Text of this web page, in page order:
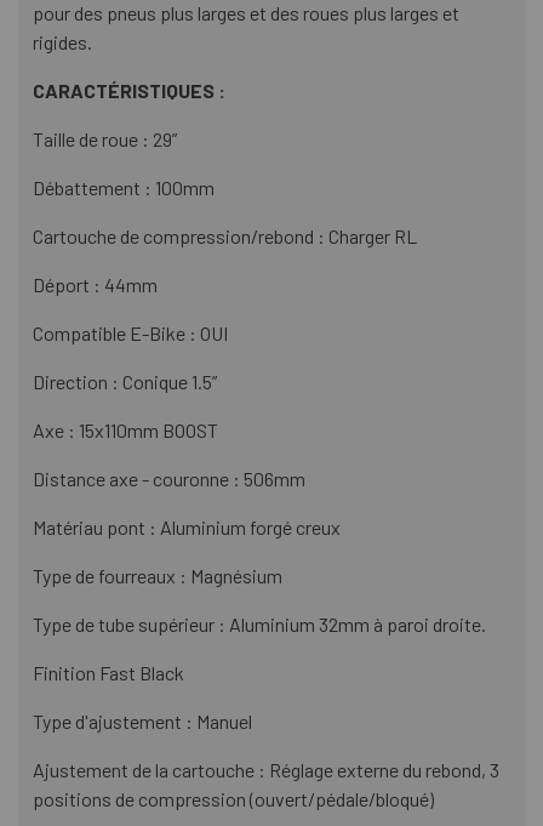
pour des pneus plus larges et des roues plus larges et
rigides.
CARACTÉRISTIQUES :
Taille de roue : 29”
Débattement : 100mm
Cartouche de compression/rebond : Charger RL
Déport : 44mm
Compatible E-Bike : OUI
Direction : Conique 1.5”
Axe : 15x110mm BOOST
Distance axe - couronne : 506mm
Matériau pont : Aluminium forgé creux
Type de fourreaux : Magnésium
Type de tube supérieur : Aluminium 32mm à paroi droite.
Finition Fast Black
Type d'ajustement : Manuel
Ajustement de la cartouche : Réglage externe du rebond, 3
positions de compression (ouvert/pédale/bloqué)